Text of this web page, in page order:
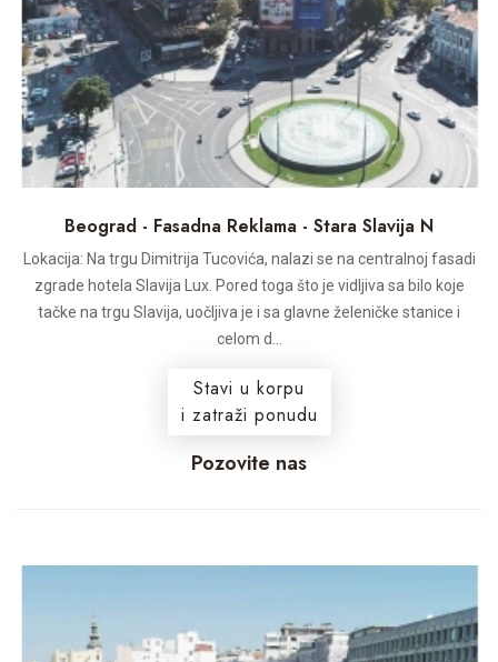
Beograd - Fasadna Reklama - Stara Slavija N
Lokacija: Na trgu Dimitrija Tucovića, nalazi se na centralnoj fasadi
zgrade hotela Slavija Lux. Pored toga što je vidljiva sa bilo koje
tačke na trgu Slavija, uočljiva je i sa glavne želeničke stanice i
celom d...
Stavi u korpu
i zatraži ponudu
Pozovite nas